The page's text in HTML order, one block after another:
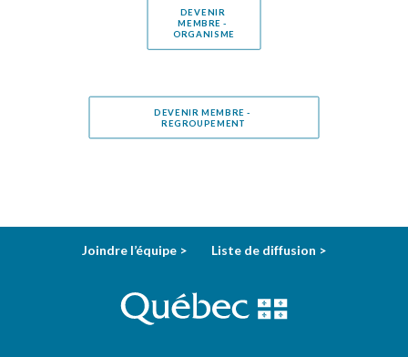
DEVENIR
MEMBRE -
ORGANISME
DEVENIR MEMBRE -
REGROUPEMENT
Joindre l’équipe > Liste de diffusion >